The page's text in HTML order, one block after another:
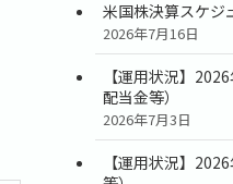
米国株決算スケジ
2026年7月16日
【運用状況】
配当金等）
2026年7月3日
【運用状況】